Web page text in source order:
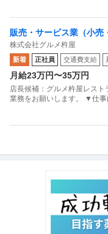
販売・サービス業（小売
株式会社グルメ杵屋
新着 正社員 交通費支給
月給23万円〜35万円
店長候補：グルメ杵屋レス
業務をお願いします。 ▼仕事